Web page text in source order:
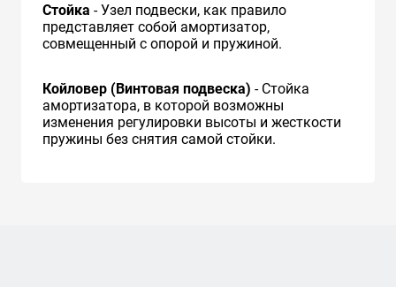
Стойка - Узел подвески, как правило
представляет собой амортизатор,
совмещенный с опорой и пружиной.
Койловер (Винтовая подвеска) - Стойка
амортизатора, в которой возможны
изменения регулировки высоты и жесткости
пружины без снятия самой стойки.